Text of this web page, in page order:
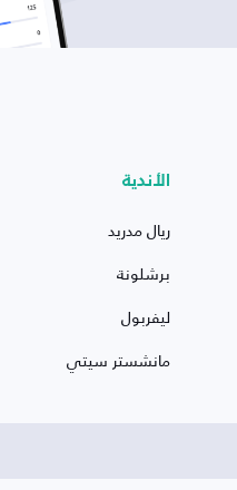
الأندية
ريال مدريد
برشلونة
ليفربول
مانشستر سيتي